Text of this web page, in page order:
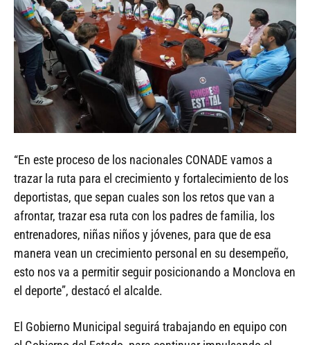
“En este proceso de los nacionales CONADE vamos a
trazar la ruta para el crecimiento y fortalecimiento de los
deportistas, que sepan cuales son los retos que van a
afrontar, trazar esa ruta con los padres de familia, los
entrenadores, niñas niños y jóvenes, para que de esa
manera vean un crecimiento personal en su desempeño,
esto nos va a permitir seguir posicionando a Monclova en
el deporte”, destacó el alcalde.
El Gobierno Municipal seguirá trabajando en equipo con